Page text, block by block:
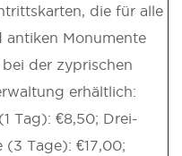
die für alle
antiken Monumente
der zyprischen
erhältlich:
Tag): €8,50; Drei-
(3 Tage): €17,00;